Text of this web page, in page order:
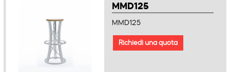
MMD125
MMD125
Richiedi una quota